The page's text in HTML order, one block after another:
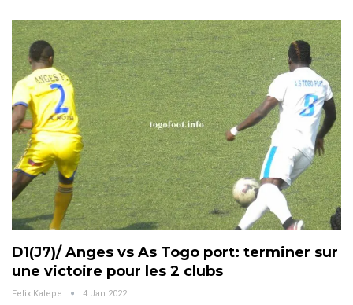
D1(J7)/ Anges vs As Togo port: terminer sur
une victoire pour les 2 clubs
Felix Kalepe 4 Jan 2022